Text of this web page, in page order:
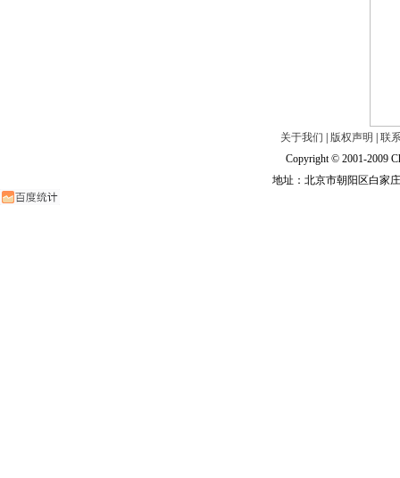
关于我们 版权声明
联
Copyright © 2001-2009
地址：北京市朝阳区白家